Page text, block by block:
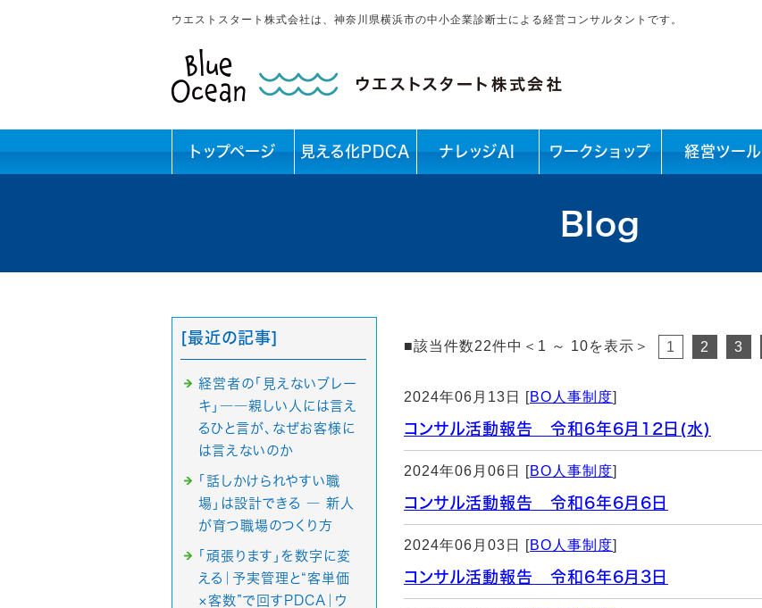
ウエストスタート株式会社は、神奈川県横浜市の中小企業診断士による経営コンサルタントです。
トップページ 見える化PDCA ナレッジAI ワークショップ 経営ツール
Blog
■該当件数22件中＜1 ～ 10を表示＞ 1 2 3
2024年06月13日 [BO人事制度]
コンサル活動報告 令和6年6月12日(水)
2024年06月06日 [BO人事制度]
コンサル活動報告 令和6年6月6日
2024年06月03日 [BO人事制度]
コンサル活動報告 令和6年6月3日
[最近の記事]
経営者の「見えないブレー
キ」――親しい人には言え
るひと言が、なぜお客様に
は言えないのか
「話しかけられやすい職
場」は設計できる ― 新人
が育つ職場のつくり方
「頑張ります」を数字に変
える｜予実管理と“客単価
×客数”で回すPDCA｜ウ